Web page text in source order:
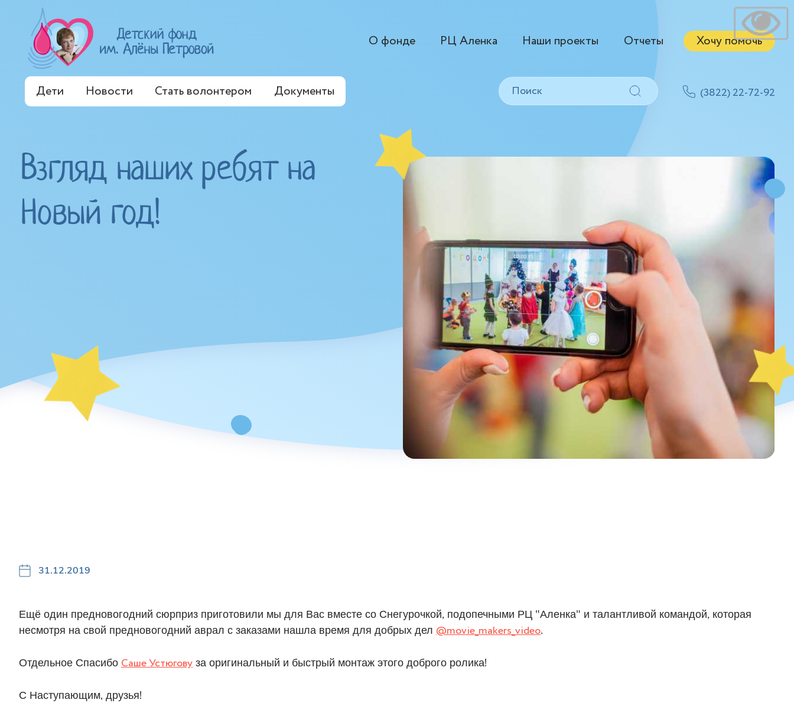
О фонде РЦ Аленка Наши проекты Отчеты Хочу помочь
Дети Новости Стать волонтером Документы (3822) 22-72-92
Взгляд наших ребят на
Новый год!
31.12.2019
Ещё один предновогодний сюрприз приготовили мы для Вас вместе со Снегурочкой, подопечными РЦ "Аленка" и талантливой командой, которая
несмотря на свой предновогодний аврал с заказами нашла время для добрых дел @movie_makers_video.
Отдельное Спасибо Саше Устюгову за оригинальный и быстрый монтаж этого доброго ролика!
С Наступающим, друзья!